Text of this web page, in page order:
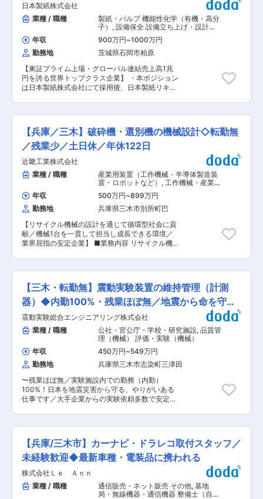
員5名の計10名が在籍しています。30代から50代
まで幅広い層が活躍しており、技術的なフォロー
提案が、製品の品質向上や事故防止に直結する手
応えを感じられます。JAXAとの共同開発など、
次世代のクリーンエネルギー社会を支える誇りを
持てる仕事です。未経験からでも、国家プロジェ
クトに関わるような専門スキルを身につけ、市場
価値を高めることができます。 ■特徴・ポイント
ンサの需要は世界的に高まっています。 ・安定
性：家庭用・工業用ともに高いシェアを維持し、
ワン商品の開発に注力し、国内外で多数の知的財
産権を保有しています。 変更の範囲：会社の定め
る業務
成補助（CADソフトを使用） その後、業務に慣
れていただいた上で、以下業務をお任せいたしま
す。（入社１〜２年後を想定） ※スキル／希望に
合わせて業務内容を検討します。 ・お客様へのプ
レゼンテーションや設計内容の説明 ・お客様のヒ
アリングを基にしたプランニング・提案 ・規格住
宅の設計およびカスタマイズ対応 ・設計を担当
■取り扱い商材： （1）超高性能な規格住宅 「ド
イツの家」は、単なる注文住宅ではなく、超高性
能な規格を備えた住宅を提案しています。 環境と
資産としての価値を両立する住宅で、快適で合理
ン 環境に対して低い影響（ローインパクト）であ
りながら、高い接触（ハイコンタクト）を持つ住
宅の追求をしています。 （3）高い省エネルギー
性能 ドイツは環境先進国として、省エネルギー住
宅の最先端を走っています。 「ドイツの家」は、
そのドイツの最新技術と思想を取り入れ、高度な
温熱環境とデザインを両立した美しい省エネ住宅
を提供しています。 ◆本ポジションの特徴：
（1）唯一無二の外観デザイン/広々とした空間設
計/窓・ブラインド/フローリング・キッチンには
すべてドイツ製の高級製品が使われており、デザ
イン性と暮らしの性能を両立した、上質な家とな
ります。 （2）土日休み／残業時間23時間程度と
した際は、代休を取得いただきます。 （3）環境
先進国ドイツの設計思想や技術を取り入れた高性
匠に特徴ある住宅を手掛けていただくため、スキ
ルを磨いていただくことが可能です。 変更の範
囲：会社の定める業務
厚生充実
日本製紙株式会社
業種 / 職種
製紙・パルプ 機能性化学（有機・高分
子） , 設備保全 設備立ち上げ・設計
（機械設計）
年収 900万円~1000万円
勤務地
茨城県石岡市柏原
【東証プライム上場・グローバル連結売上高1兆
円を誇る世界トップクラス企業】 ・本ポジション
は日本製紙株式会社にて採用後、日本製紙リキッ
も、特に「紙パック」事業は、代替プラスチック
包装材としての需要拡大を背景に、国内市場・グ
ローバル市場ともに今後さらなる成長が見込まれ
ています。 当社は、「紙パック」事業において世
界トップクラスの企業となることを成長目標に掲
げており、現在最も注力している事業の1つで
す。 市場拡大および当社の売上・シェア拡大に向
けて、最新鋭の加工・充填機や印刷機への積極的
な設備投資を進めています。機能性に加え、「美
粧性」や「全面印刷」といったデザイン性を追求
し、競合製品との差別化をさらに推進していま
す。 入社後は、生産子会社である日本製紙リキッ
ドパッケージプロダクト株式会社へ出向いただ
き、新技術導入や生産技術の確立、安全・安定操
業の実現といった生産技術領域の課題解決を担っ
ていただきます。 ・新技術や新設備の導入（海
産技術課題の解決（安全・安定操業に向けた生産
技術の確立、QCS課題の改善・向上） ・紙パッ
ク営業本部における拡販に向けた製販技一体での
課題解決、コミュニケーション、支援および助言
■キャリアパス： ・入社後は、技術・設備部門の
技術者として、加工・印刷の両領域における知
識・技術・経験を習得いただきます。 ・その後
は、液体用紙パック事業および工場のマネジメン
ト層（工場長・部長・課長）としてのキャリア形
成を期待しています。 ■出向先情報： ・日本製
紙株式会社にて採用後、日本製紙リキッドパッケ
ージプロダクト株式会社への在籍出向となりま
す。 ・事業内容：液体用紙パックの製造 ・出向
社とは以下の労働条件が異なります。 年間休日
数：112日 休日制度：週休2日制 フレックスタイ
【兵庫／三木】破砕機・選別機の機械設計◇転勤無
／残業少／土日休／年休122日
近畿工業株式会社
業種 / 職種
産業用装置（工作機械・半導体製造装
置・ロボットなど） , 工作機械・産業機
械・ロボット その他機械設計
年収 500万円~899万円
勤務地
兵庫県三木市別所町巴
【リサイクル機械の設計を通じて循環型社会に貢
献／機械1台を一貫して担当し成長できる環境／
業界屈指の安定企業】 ■業務内容 リサイクル機
理物や目的が毎案件異なるため、顧客仕様の検討
から基本・詳細設計、納入までプロジェクト全体
を見渡しながら設計業務に取り組めます。 ＜具体
的な業務内容＞ ・顧客要望／仕様に基づく機械装
置の基本設計・詳細設計 ・SolidWorks、
AutoCAD等を用いたレイアウト図・部品図・配管
図の作成 ・強度計算・構造解析などの技術検討お
よび設計検証 ・製造・調達・施工部門、協力会社
との打合せ・仕様調整 ・製品据付・試運転時の技
術サポート対応 ■組織環境 機械設計10名、プラ
ント設計10名、電気設計3名で構成される設計組
織です。機械・プラント・電気が近い距離で連携
しており、自身が担当する1台について関係者と
相談しながら進められる環境です。 ■キャリア
受注から納入までの長期プロジェクトを通じて、
設計スキルとあわせてプロジェクト管理力も習得
ストとしてのキャリアが期待されています。 ■就
業環境 年間休日122日、完全週休2日制（土日
休）。残業は月10〜20時間程度で、メリハリを
つけた働き方が可能です。健康経営優良法人認定
を受けており、育児・介護休暇や時短勤務制度も
整備されています。 ■企業の魅力 「砕く・剪
る・選ぶ」を軸に、破砕機・選別機などリサイク
【三木・転勤無】震動実験装置の維持管理（計測
器）◆内勤100%・残業ほぼ無／地震から命を守る
実験施設
震動実験総合エンジニアリング株式会社
業種 / 職種
公社・官公庁・学校・研究施設, 品質管
理（機械） 評価・実験（機械）
年収
450万円~549万円
勤務地
兵庫県三木市志染町三津田
〜残業ほぼ無／実験施設内での勤務（内勤）
100%！日本を地震災害から守る、やりがいある
仕事です／大手企業からの実験依頼多数で安定性
支援業務、並びに数百チャンネルの振動・歪計測
収録装置に関して各種の定期点検・保守点検等の
維持管理業務を担当していただきます。 実験設備
の運用、維持管理において機械・電気・制御など
他分野のチームと連携しながら業務の実施を進め
ます。 ■ご入社後の流れ： OJTで指導員がマン
ツーマンで指導いたします。実験規模が大きいた
め1つの業務に対しての影響力の大きさはありま
【兵庫/三木市】カーナビ・ドラレコ取付スタッフ／
未経験歓迎◆最新車種・電装品に携われる
株式会社Ｌｅ Ａｎｎ
業種 / 職種
通信販売・ネット販売 その他, 基地
局・無線機器・通信機器 整備士（自動